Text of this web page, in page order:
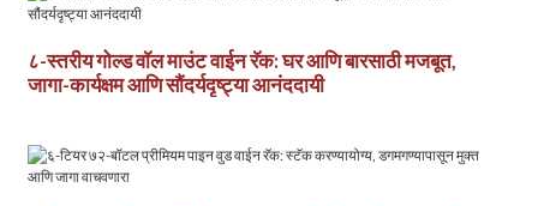
८-स्तरीय गोल्ड वॉल माउंट वाईन रॅक: घर आणि बारसाठी मजबूत,
जागा-कार्यक्षम आणि सौंदर्यदृष्ट्या आनंददायी